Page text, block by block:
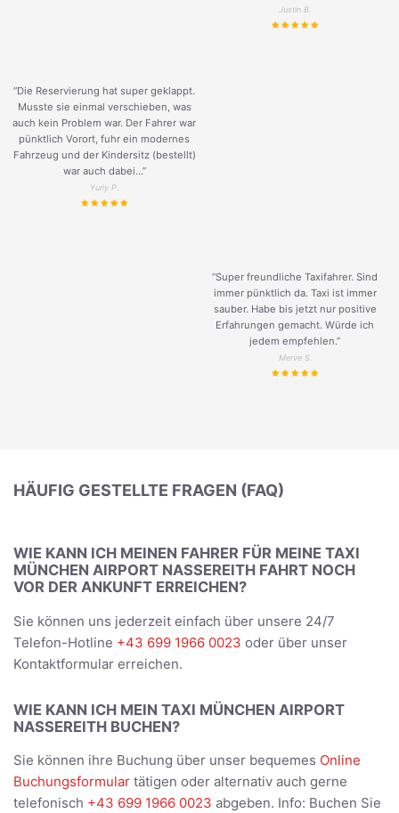
Justin B.
“Die Reservierung hat super geklappt.
Musste sie einmal verschieben, was
auch kein Problem war. Der Fahrer war
pünktlich Vorort, fuhr ein modernes
Fahrzeug und der Kindersitz (bestellt)
war auch dabei...”
Yuriy P.
“Super freundliche Taxifahrer. Sind
immer pünktlich da. Taxi ist immer
sauber. Habe bis jetzt nur positive
Erfahrungen gemacht. Würde ich
jedem empfehlen.”
Merve S.
HÄUFIG GESTELLTE FRAGEN (FAQ)
WIE KANN ICH MEINEN FAHRER FÜR MEINE TAXI
MÜNCHEN AIRPORT NASSEREITH FAHRT NOCH
VOR DER ANKUNFT ERREICHEN?
Sie können uns jederzeit einfach über unsere 24/7
Telefon-Hotline +43 699 1966 0023 oder über unser
Kontaktformular erreichen.
WIE KANN ICH MEIN TAXI MÜNCHEN AIRPORT
NASSEREITH BUCHEN?
Sie können ihre Buchung über unser bequemes Online
Buchungsformular tätigen oder alternativ auch gerne
telefonisch +43 699 1966 0023 abgeben. Info: Buchen Sie